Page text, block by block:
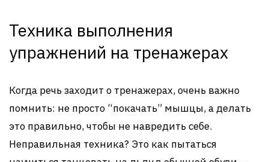
Техника выполнения
упражнений на тренажерах
Когда речь заходит о тренажерах, очень важно
помнить: не просто “покачать” мышцы, а делать
это правильно, чтобы не навредить себе.
Неправильная техника? Это как пытаться